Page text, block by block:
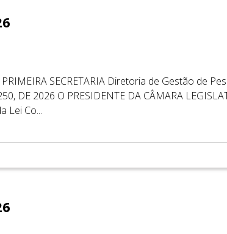
​PRIMEIRA SECRETARIA Diretoria de Gestão de
DE 2026 O PRESIDENTE DA CÂMARA
Lei Co...